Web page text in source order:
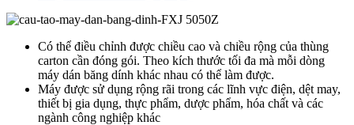
Có thể điều chỉnh được chiều cao và chiều rộng của thùng
carton cần đóng gói. Theo kích thước tối đa mà mỗi dòng
máy dán băng dính khác nhau có thể làm được.
Máy được sử dụng rộng rãi trong các lĩnh vực điện, dệt may,
thiết bị gia dụng, thực phẩm, dược phẩm, hóa chất và các
ngành công nghiệp khác